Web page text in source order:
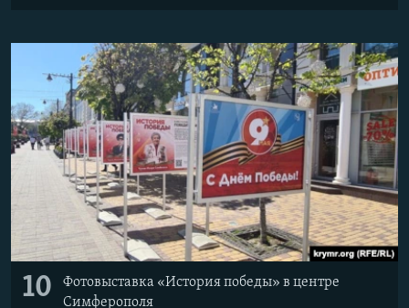
10
Фотовыставка «История победы» в центре
Симферополя